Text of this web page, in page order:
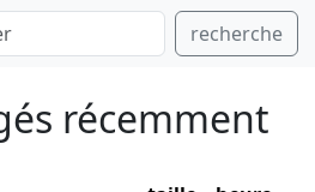
recherche
récemment